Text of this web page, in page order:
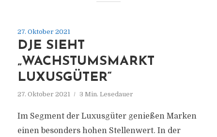
27. Oktober 2021
DJE SIEHT
„WACHSTUMSMARKT
LUXUSGÜTER“
27. Oktober 2021 3 Min. Lesedauer
Im Segment der Luxusgüter genießen Marken
einen besonders hohen Stellenwert. In der